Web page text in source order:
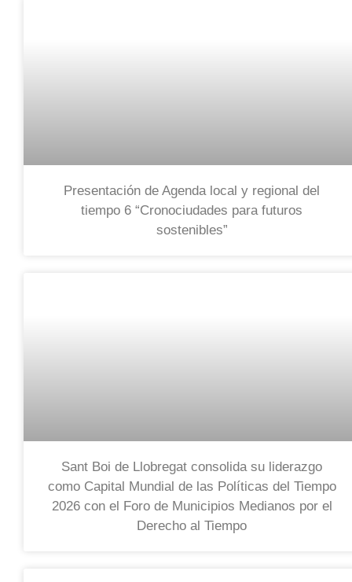
Presentación de Agenda local y regional del
tiempo 6 “Cronociudades para futuros
sostenibles”
Sant Boi de Llobregat consolida su liderazgo
como Capital Mundial de las Políticas del Tiempo
2026 con el Foro de Municipios Medianos por el
Derecho al Tiempo